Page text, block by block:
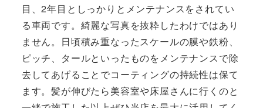
目、2年目としっかりとメンテナンスをされてい
る車両です。綺麗な写真を抜粋したわけではあり
ません。日頃積み重なったスケールの膜や鉄粉、
ピッチ、タールといったものをメンテナンスで除
去してあげることでコーティングの持続性は保て
ます。髪が伸びたら美容室や床屋さんに行くのと